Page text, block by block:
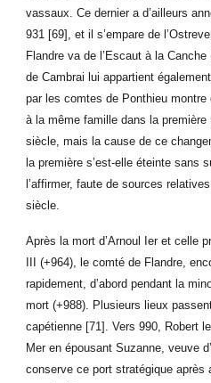
vassaux. Ce dernier a d’ailleurs
931 [69], et il s’empare de
Flandre va de l’Escaut à la
de Cambrai lui appartient
par les comtes de Ponthieu montre
à la même famille dans la
siècle, mais la cause de ce
la première s’est-elle éteinte sans
l’affirmer, faute de sources
siècle.
Après la mort d’Arnoul Ier et celle
III (+964), le comté de Flandre,
rapidement, d’abord pendant la
mort (+988). Plusieurs lieux
capétienne [71]. Vers 990, Robert
Mer en épousant Suzanne, veuve
conserve ce port stratégique après